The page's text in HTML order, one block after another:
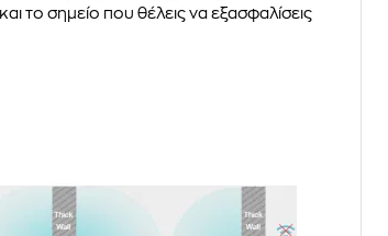
το σημείο που θέλεις να εξασφαλίσεις